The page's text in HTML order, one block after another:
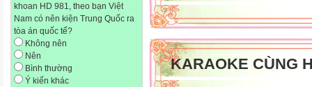
khoan HD 981, theo bạn Việt
Nam có nên kiện Trung Quốc ra
tòa án quốc tế?
Không nên
Nên
Bình thường
Ý kiến khác
KARAOKE CÙNG